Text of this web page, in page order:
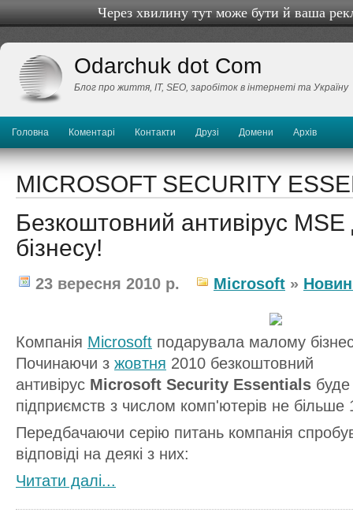
Через хвилину тут може бути й ваша
Odarchuk dot Com
Блог про життя, IТ, SEO, заробіток в інтернеті та Україну
Головна Коментарі Контакти Друзі Домени Архів
MICROSOFT SECURITY
Безкоштовний антивірус
бізнесу!
23 вересня 2010 р. Microsoft »
Компанія Microsoft подарувала малому
Починаючи з жовтня 2010 безкоштовний
антивірус Microsoft Security Essentials
підприємств з числом комп'ютерів не
Передбачаючи серію питань компанія
відповіді на деякі з них:
Читати далi...